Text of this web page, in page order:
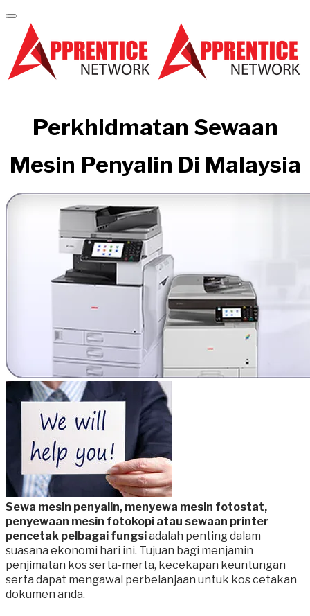
Perkhidmatan Sewaan
Mesin Penyalin Di Malaysia
Sewa mesin penyalin, menyewa mesin fotostat,
penyewaan mesin fotokopi atau sewaan printer
pencetak pelbagai fungsiadalah penting dalam
suasana ekonomi hari ini. Tujuan bagi menjamin
penjimatan kos serta-merta, kecekapan keuntungan
serta dapat mengawal perbelanjaan untuk kos cetakan
dokumen anda.